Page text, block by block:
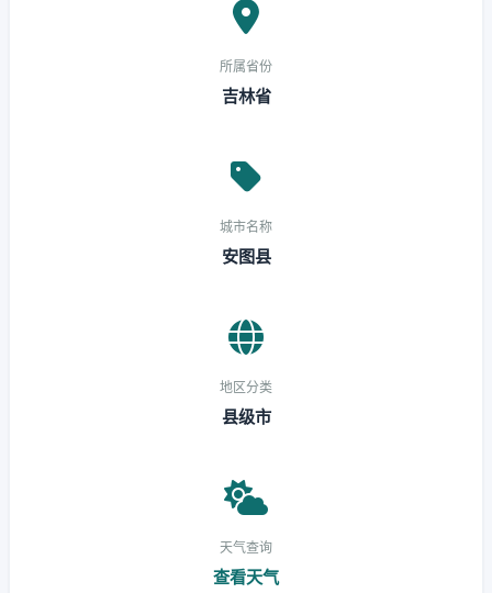
所属省份
吉林省
城市名称
安图县
地区分类
县级市
天气查询
查看天气